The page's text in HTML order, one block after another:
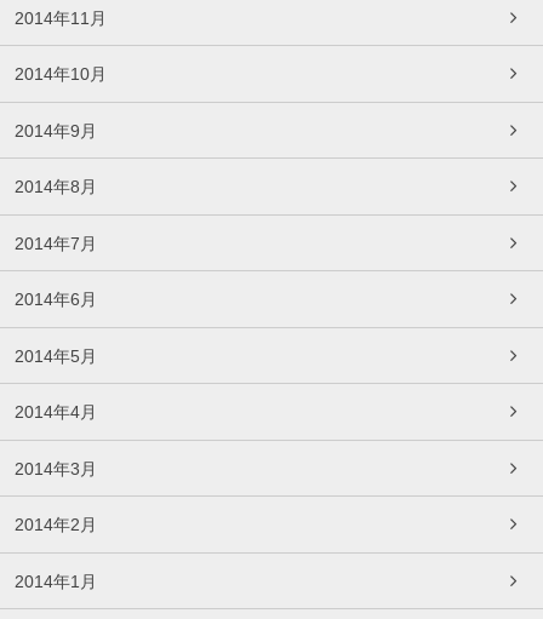
2014年11月
2014年10月
2014年9月
2014年8月
2014年7月
2014年6月
2014年5月
2014年4月
2014年3月
2014年2月
2014年1月